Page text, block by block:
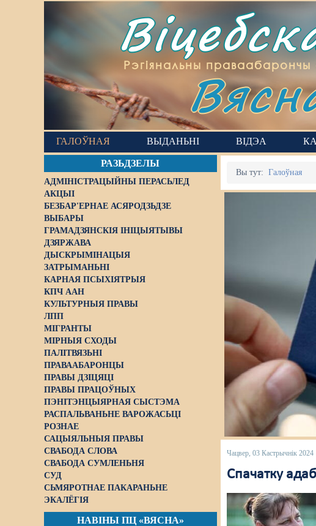
Рэгіянальны праваабарончы
ГАЛОЎНАЯ ВЫДАНЬНІ ВІДЭА
РАЗЬДЗЕЛЫ
АДМІНІСТРАЦЫЙНЫ ПЕРАСЬЛЕД
АКЦЫІ
БЕЗБАР'ЕРНАЕ АСЯРОДЗЬДЗЕ
ВЫБАРЫ
ГРАМАДЗЯНСКІЯ ІНІЦЫЯТЫВЫ
ДЗЯРЖАВА
ДЫСКРЫМІНАЦЫЯ
ЗАТРЫМАНЬНІ
КАРНАЯ ПСЫХІЯТРЫЯ
КПЧ ААН
КУЛЬТУРНЫЯ ПРАВЫ
ЛПП
МІГРАНТЫ
МІРНЫЯ СХОДЫ
ПАЛІТВЯЗЬНІ
ПРАВААБАРОНЦЫ
ПРАВЫ ДЗІЦЯЦІ
ПРАВЫ ПРАЦОЎНЫХ
ПЭНІТЭНЦЫЯРНАЯ СЫСТЭМА
РАСПАЛЬВАНЬНЕ ВАРОЖАСЬЦІ
РОЗНАЕ
САЦЫЯЛЬНЫЯ ПРАВЫ
СВАБОДА СЛОВА
СВАБОДА СУМЛЕНЬНЯ
СУД
СЬМЯРОТНАЕ ПАКАРАНЬНЕ
ЭКАЛЁГІЯ
НАВІНЫ ПЦ «ВЯСНА»
Вы тут:Галоўная
Чацвер, 03 Кастрычнік 2024
Спачатку